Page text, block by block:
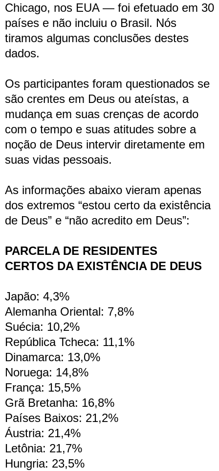
Chicago, nos EUA — foi efetuado em 30
países e não incluiu o Brasil. Nós
tiramos algumas conclusões destes
dados.
Os participantes foram questionados se
são crentes em Deus ou ateístas, a
mudança em suas crenças de acordo
com o tempo e suas atitudes sobre a
noção de Deus intervir diretamente em
suas vidas pessoais.
As informações abaixo vieram apenas
dos extremos “estou certo da existência
de Deus” e “não acredito em Deus”:
PARCELA DE RESIDENTES
CERTOS DA EXISTÊNCIA DE DEUS
Japão: 4,3%
Alemanha Oriental: 7,8%
Suécia: 10,2%
República Tcheca: 11,1%
Dinamarca: 13,0%
Noruega: 14,8%
França: 15,5%
Grã Bretanha: 16,8%
Países Baixos: 21,2%
Áustria: 21,4%
Letônia: 21,7%
Hungria: 23,5%